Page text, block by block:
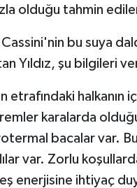
olduğu tahmin
bu suya
Yıldız, şu bilgileri
etrafındaki halkanın
karalarda
bacalar var.
var. Zorlu
enerjisine ihtiyaç